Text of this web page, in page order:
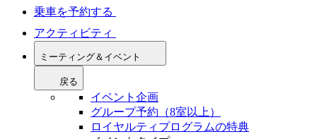
乗車を予約する
アクティビティ
ミーティング＆イベント
戻る
イベント企画
グループ予約（8室以上）
ロイヤルティプログラムの特典